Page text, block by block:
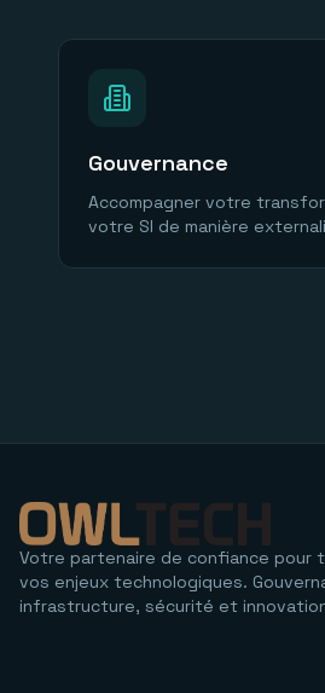
Gouvernance
Accompagner votre
votre SI de manière
Votre partenaire de confiance pour
vos enjeux technologiques.
infrastructure, sécurité et